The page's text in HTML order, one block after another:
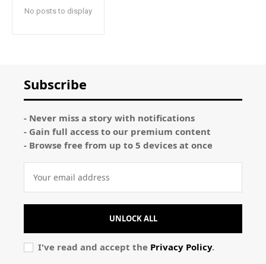
No posts to display
Subscribe
- Never miss a story with notifications
- Gain full access to our premium content
- Browse free from up to 5 devices at once
UNLOCK ALL
I've read and accept the Privacy Policy.